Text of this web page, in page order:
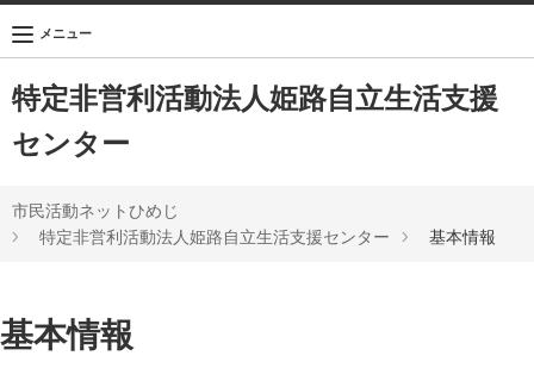
特定非営利活動法人姫路自立生活支援
センター
メニュー
市民活動ネットひめじ
特定非営利活動法人姫路自立生活支援センター
基本情報
基本情報